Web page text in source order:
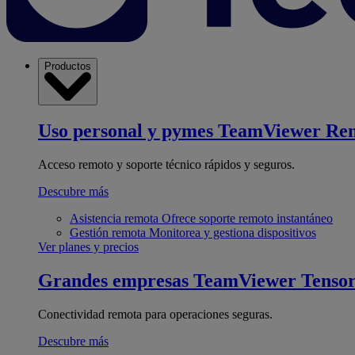
Productos
Uso personal y pymes TeamViewer
Acceso remoto y soporte técnico rápidos y seguros.
Descubre más
Asistencia remota Ofrece soporte remoto instantáneo
Gestión remota Monitorea y gestiona dispositivos
Ver planes y precios
Grandes empresas TeamViewer Tensor
Conectividad remota para operaciones seguras.
Descubre más